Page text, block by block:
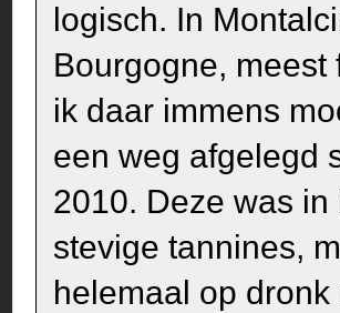
logisch. In
Bourgogne,
ik daar immens
een weg afgelegd
2010. Deze was
stevige tannines,
helemaal op